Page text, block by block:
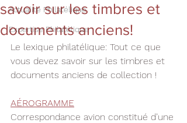
Actualité Philatélique
Expertise Philatélique
savoir sur les timbres et
documents anciens!
Le lexique philatélique: Tout ce que
vous devez savoir sur les timbres et
documents anciens de collection !
AÉROGRAMME
Correspondance avion constitué d’une